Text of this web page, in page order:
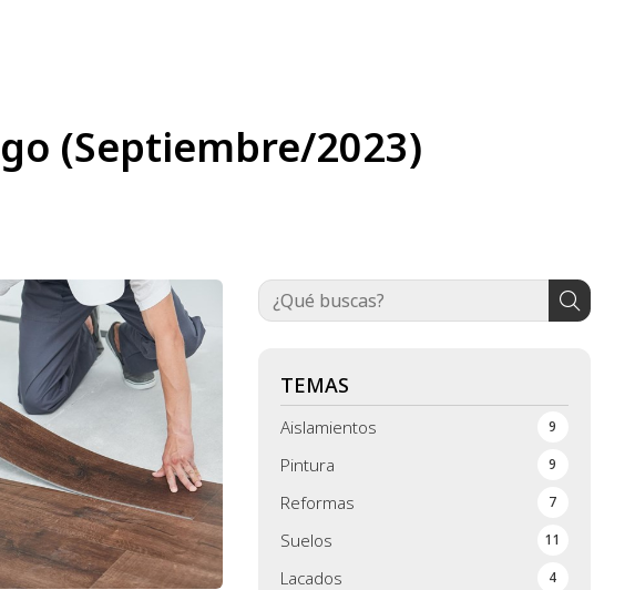
(Septiembre/2023)
TEMAS
Aislamientos 9
Pintura 9
Reformas 7
Suelos 11
Lacados 4